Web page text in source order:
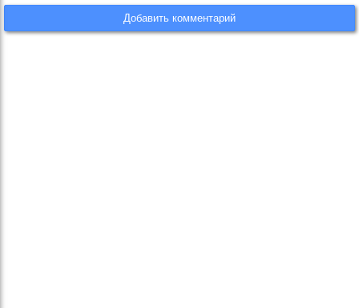
Добавить комментарий